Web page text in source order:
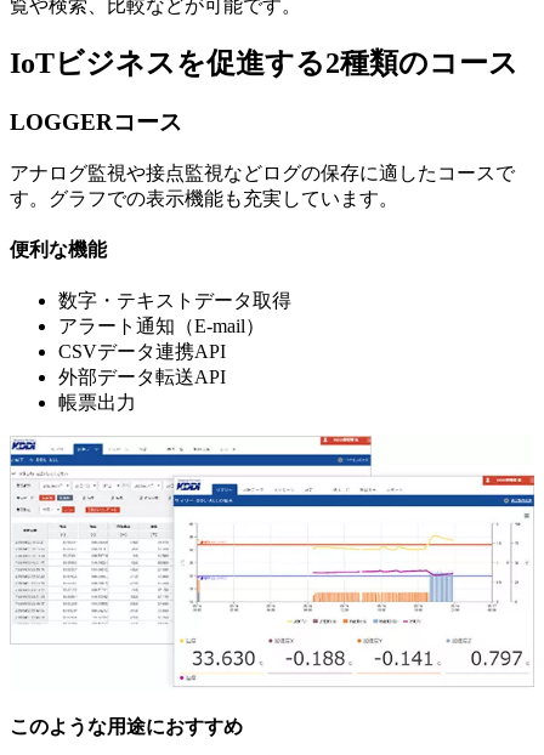
覧や検索、比較などが可能です。
IoTビジネスを促進する2種類のコース
LOGGERコース
アナログ監視や接点監視などログの保存に適したコースで
す。グラフでの表示機能も充実しています。
便利な機能
数字・テキストデータ取得
アラート通知（E-mail）
CSVデータ連携API
外部データ転送API
帳票出力
このような用途におすすめ